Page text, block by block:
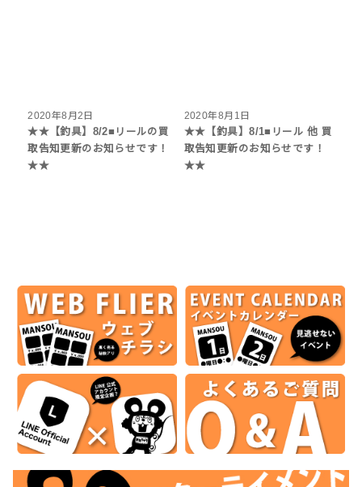
2020年8月2日
★★【釣具】8/2■リールの買
取告知更新のお知らせです！
★★
2020年8月1日
★★【釣具】8/1■リール 他 買
取告知更新のお知らせです！
★★